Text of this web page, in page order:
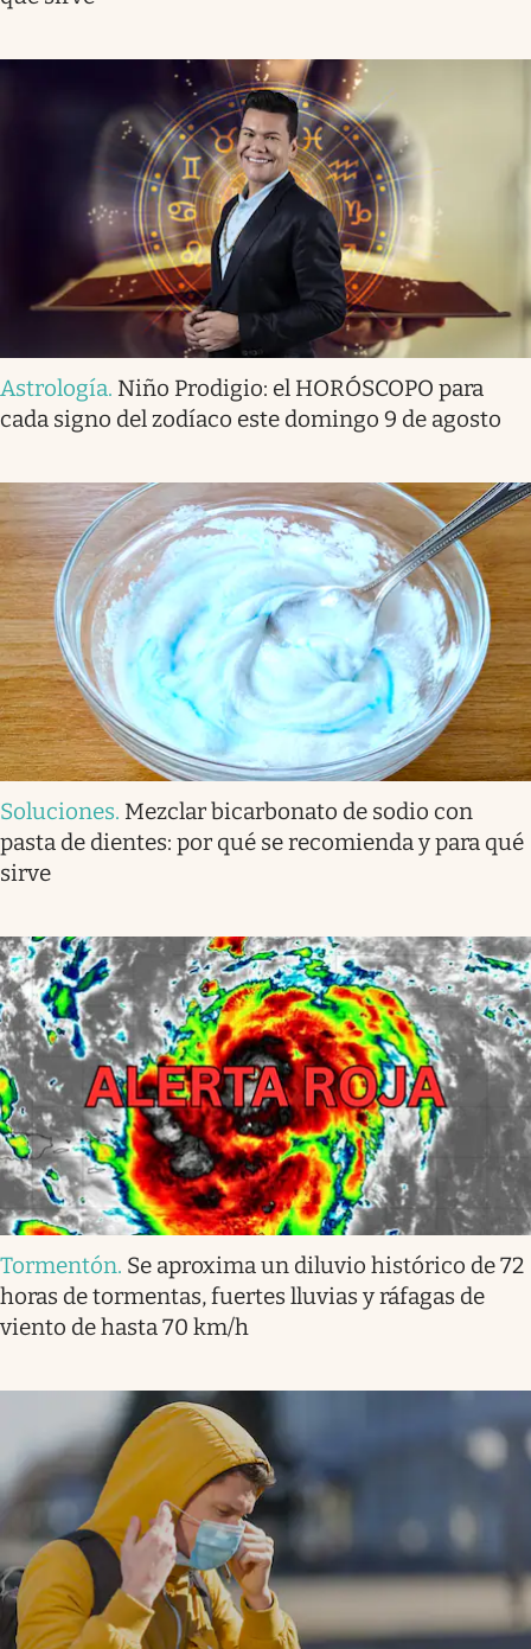
Astrología. Niño Prodigio: el HORÓSCOPO para
cada signo del zodíaco este domingo 9 de agosto
Soluciones. Mezclar bicarbonato de sodio con
pasta de dientes: por qué se recomienda y para qué
sirve
Tormentón. Se aproxima un diluvio histórico de 72
horas de tormentas, fuertes lluvias y ráfagas de
viento de hasta 70 km/h